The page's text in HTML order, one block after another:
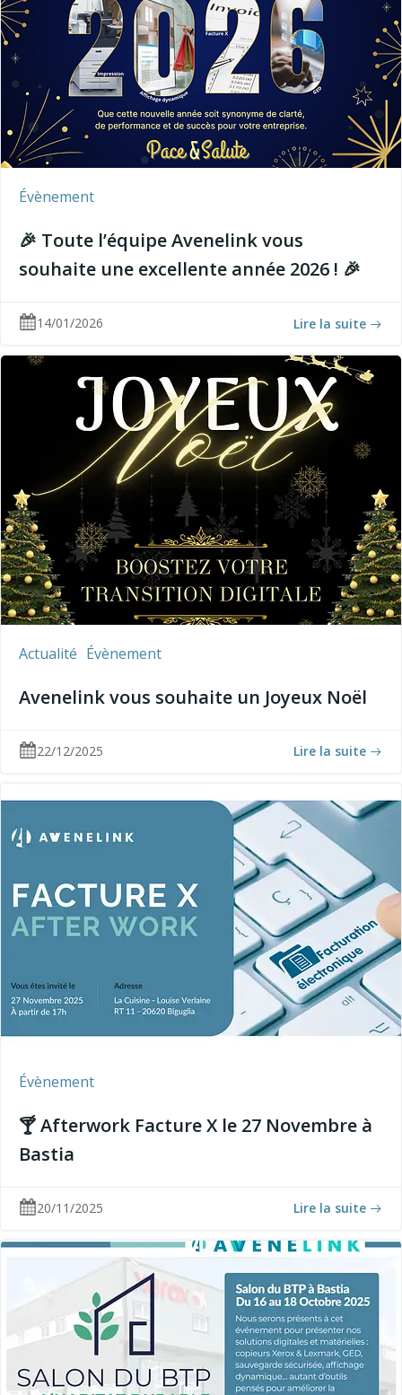
Évènement
🎉 Toute l’équipe Avenelink vous
souhaite une excellente année 2026 ! 🎉
14/01/2026 Lire la suite
Actualité Évènement
Avenelink vous souhaite un Joyeux Noël
22/12/2025 Lire la suite
Évènement
🍸 Afterwork Facture X le 27 Novembre à
Bastia
20/11/2025 Lire la suite